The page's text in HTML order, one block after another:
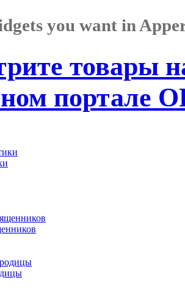
you want in
товары
портале